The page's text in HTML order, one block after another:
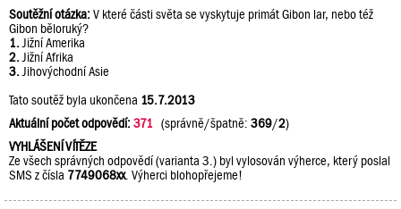
Soutěžní otázka:V které části světa se vyskytuje primát Gibon lar, nebo též
Gibon běloruký?
1. Jižní Amerika
2. Jižní Afrika
3. Jihovýchodní Asie
Tato soutěž byla ukončena 15.7.2013
Aktuální počet odpovědí:371 (správně/špatně: 369/2)
VYHLÁŠENÍ VÍTĚZE
Ze všech správných odpovědí (varianta 3.) byl vylosován výherce, který poslal
SMS z čísla 7749068xx. Výherci blohopřejeme!